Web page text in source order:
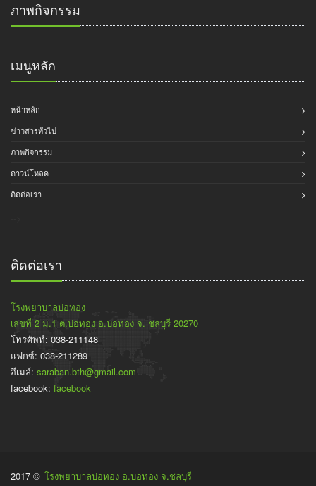
ภาพกิจกรรม
เมนูหลัก
หน้าหลัก
ข่าวสารทั่วไป
ภาพกิจกรรม
ดาวน์โหลด
ติดต่อเรา
ติดต่อเรา
โรงพยาบาลบ่อทอง
เลขที่ 2 ม.1 ต.บ่อทอง อ.บ่อทอง จ. ชลบุรี 20270
โทรศัพท์: 038-211148
แฟกซ์: 038-211289
อีเมล์: saraban.bth@gmail.com
facebook: facebook
2017 © โรงพยาบาลบ่อทอง อ.บ่อทอง จ.ชลบุรี